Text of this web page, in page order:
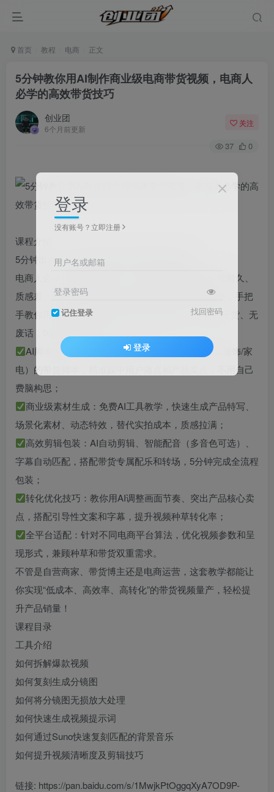
首页 教程 电商 正文
5分钟教你用AI制作商业级电商带货视频，电商人
必学的高效带货技巧
创业团
6个月前更新
关注
37 0
课程介绍
5分钟出片！AI商业级电商带货视频实操教学
电商人必学的高效带货技巧！还在为带货视频制作耗时久、
质感差、转化低发愁？这套AI实操教学直接打破壁垒，手把
手教你用AI在5分钟内搞定商业级带货视频，全程纯干货、无
废话，0基础也能轻松上手：
AI脚本快写：一键生成适配不同品类（美妆/食品/服饰/家
电）的带货脚本，精准踩中用户痛点和产品卖点，不用自己
费脑构思；
商业级素材生成：免费AI工具教学，快速生成产品特写、
场景化素材、动态特效，替代实拍成本，质感拉满；
高效剪辑包装：AI自动剪辑、智能配音（多音色可选）、
字幕自动匹配，搭配带货专属配乐和转场，5分钟完成全流程
包装；
转化优化技巧：教你用AI调整画面节奏、突出产品核心卖
点，搭配引导性文案和字幕，提升视频种草转化率；
全平台适配：针对不同电商平台算法，优化视频参数和呈
现形式，兼顾种草和带货双重需求。
不管是自营商家、带货博主还是电商运营，这套教学都能让
你实现“低成本、高效率、高转化”的带货视频量产，轻松提
升产品销量！
课程目录
工具介绍
如何拆解爆款视频
如何复刻生成分镜图
如何将分镜图无损放大处理
如何快速生成视频提示词
如何通过Suno快速复刻匹配的背景音乐
如何提升视频清晰度及剪辑技巧
链接: https://pan.baidu.com/s/1MwjkPtOggqXyA7OD9P-
登录
没有账号？立即注册
用户名或邮箱
登录密码
记住登录 找回密码
登录